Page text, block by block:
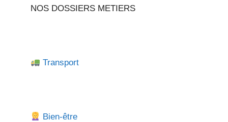
NOS DOSSIERS METIERS
Transport
Bien-être